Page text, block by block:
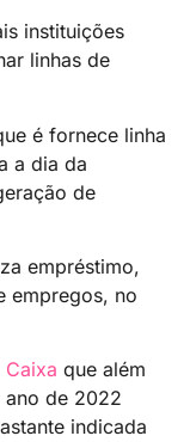
instituições
linhas de
é fornece linha
a dia da
de
empréstimo,
empregos, no
Caixa que além
ano de 2022
indicada